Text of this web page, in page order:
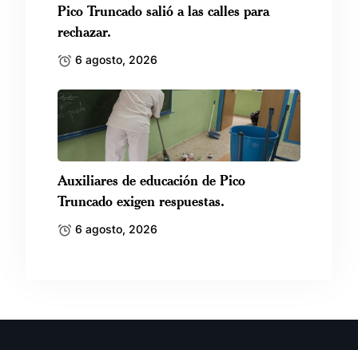
Pico Truncado salió a las calles para
rechazar.
6 agosto, 2026
Auxiliares de educación de Pico
Truncado exigen respuestas.
6 agosto, 2026